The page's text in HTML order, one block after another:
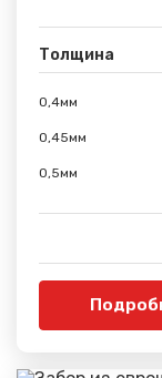
Толщина
0,4мм
0,45мм
0,5мм